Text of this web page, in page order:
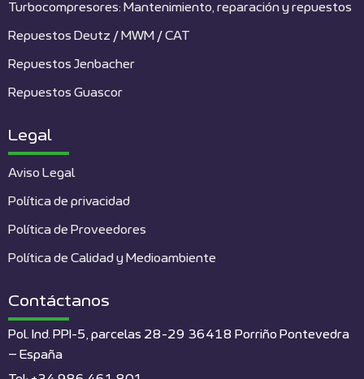
Turbocompresores: Mantenimiento, reparación y repuestos
Repuestos Deutz / MWM / CAT
Repuestos Jenbacher
Repuestos Guascor
Legal
Aviso Legal
Política de privacidad
Política de Proveedores
Política de Calidad y Medioambiente
Contáctanos
Pol. Ind. PPI-5, parcelas 28-29 36418 Porriño Pontevedra
– España